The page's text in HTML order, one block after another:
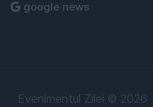
google news
Evenimentul Zilei ©